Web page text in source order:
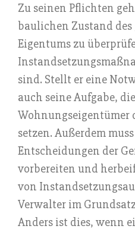
Zu seinen Pflichten
baulichen Zustand
Eigentums zu
sind. Stellt er eine
auch seine Aufgabe, die
Wohnungseigentümer
setzen. Außerdem
Entscheidungen der
vorbereiten und
von
Verwalter im
Anders ist dies, wenn